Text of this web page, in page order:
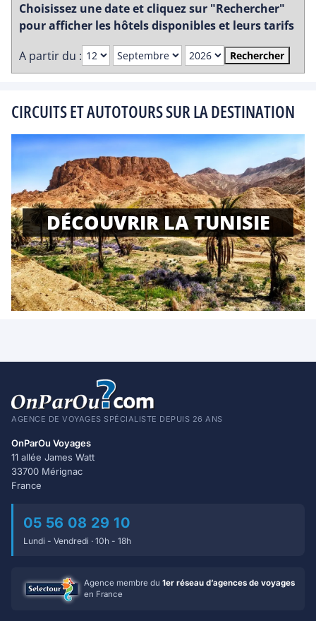
Choisissez une date et cliquez sur "Rechercher"
pour afficher les hôtels disponibles et leurs tarifs
A partir du :
Rechercher
CIRCUITS ET AUTOTOURS SUR LA DESTINATION
DÉCOUVRIR LA TUNISIE
AGENCE DE VOYAGES SPÉCIALISTE DEPUIS 26 ANS
OnParOu Voyages
11 allée James Watt
33700 Mérignac
France
05 56 08 29 10
Lundi - Vendredi · 10h - 18h
Agence membre du 1er réseau d’agences de voyages
en France